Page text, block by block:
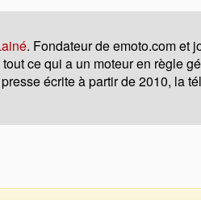
. Fondateur de emoto.com et
ce qui a un moteur en règle
écrite à partir de 2010, la